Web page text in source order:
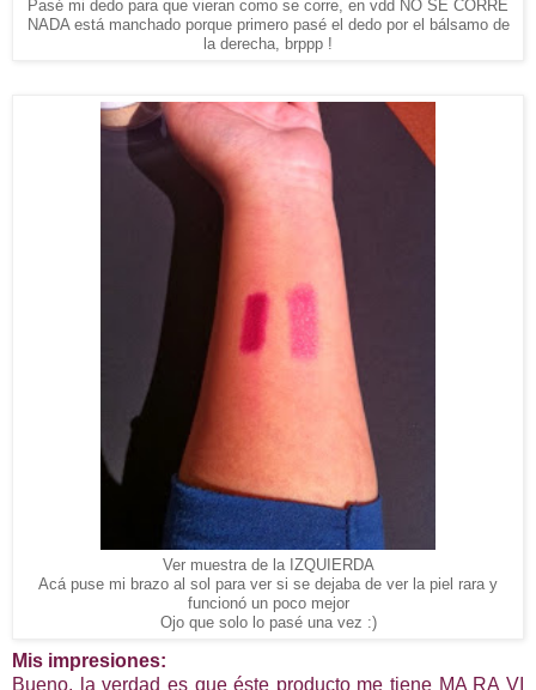
Pasé mi dedo para que vieran como se corre, en vdd NO SE CORRE
NADA está manchado porque primero pasé el dedo por el bálsamo de
la derecha, brppp !
Ver muestra de la IZQUIERDA
Acá puse mi brazo al sol para ver si se dejaba de ver la piel rara y
funcionó un poco mejor
Ojo que solo lo pasé una vez :)
Mis impresiones:
Bueno, la verdad es que éste producto me tiene MA RA VI